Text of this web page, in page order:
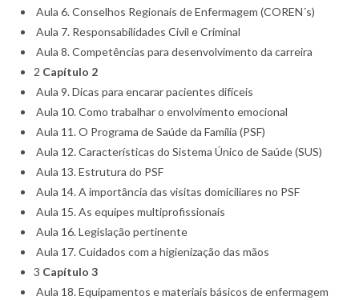
Aula 6. Conselhos Regionais de Enfermagem (COREN´s)
Aula 7. Responsabilidades Civil e Criminal
Aula 8. Competências para desenvolvimento da carreira
2 Capítulo 2
Aula 9. Dicas para encarar pacientes difíceis
Aula 10. Como trabalhar o envolvimento emocional
Aula 11. O Programa de Saúde da Família (PSF)
Aula 12. Características do Sistema Único de Saúde (SUS)
Aula 13. Estrutura do PSF
Aula 14. A importância das visitas domiciliares no PSF
Aula 15. As equipes multiprofissionais
Aula 16. Legislação pertinente
Aula 17. Cuidados com a higienização das mãos
3 Capítulo 3
Aula 18. Equipamentos e materiais básicos de enfermagem